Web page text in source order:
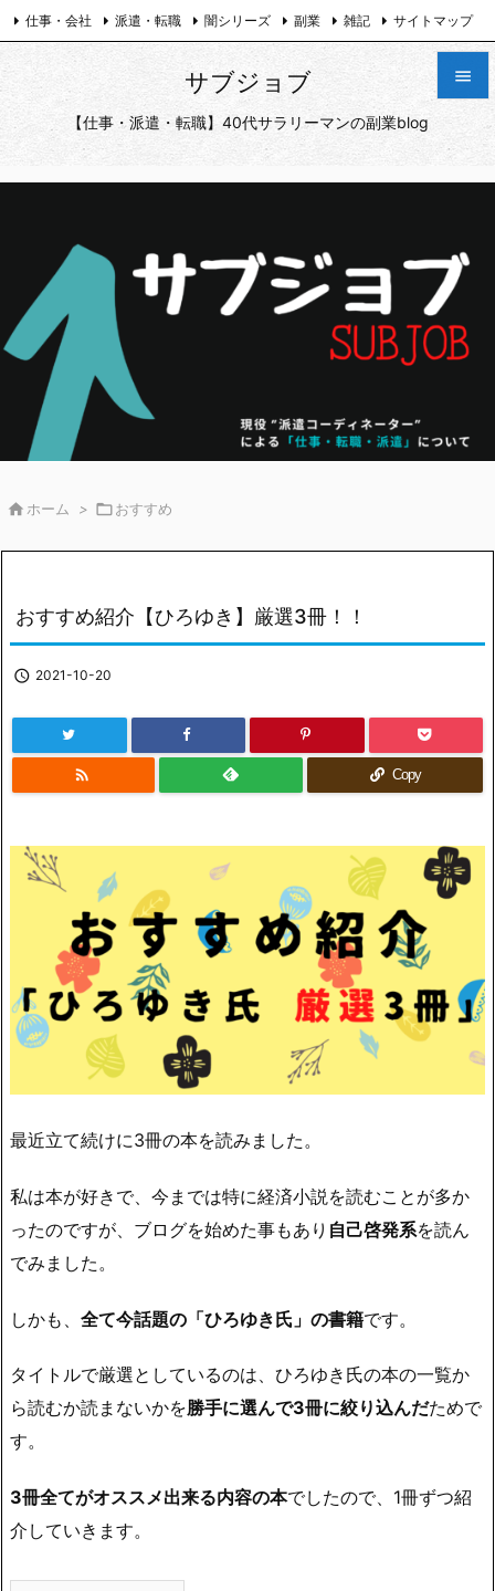
サブジョブ
【仕事・派遣・転職】40代サラリーマンの副業blog


メニュ

前へ


仕事・会社 派遣・転職 闇シリーズ 副業 雑記 サイトマップ
プライバシーポリシー お問い合わせ
 ホーム > おすすめ
おすすめ紹介【ひろゆき】厳選3冊！！
 2021-10-20
 Copy
最近立て続けに3冊の本を読みました。
私は本が好きで、今までは特に経済小説を読むことが多か
ったのですが、ブログを始めた事もあり 自己啓発系を読ん
でみました。
しかも、 全て今話題の「ひろゆき氏」の書籍です。
タイトルで厳選としているのは、ひろゆき氏の本の一覧か
ら読むか読まないかを勝手に選んで3冊に絞り込んだためで
す。
3冊全てがオススメ出来る内容の本でしたので、1冊ずつ紹
介していきます。